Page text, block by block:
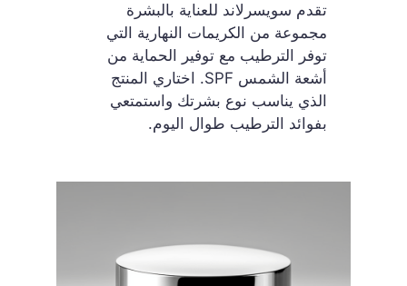
تقدم سويسرلاند للعناية بالبشرة
مجموعة من الكريمات النهارية التي
توفر الترطيب مع توفير الحماية من
أشعة الشمس SPF. اختاري المنتج
الذي يناسب نوع بشرتك واستمتعي
بفوائد الترطيب طوال اليوم.